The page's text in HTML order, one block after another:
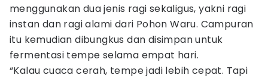
menggunakan dua jenis ragi sekaligus, yakni ragi
instan dan ragi alami dari Pohon Waru. Campuran
itu kemudian dibungkus dan disimpan untuk
fermentasi tempe selama empat hari.
“Kalau cuaca cerah, tempe jadi lebih cepat. Tapi